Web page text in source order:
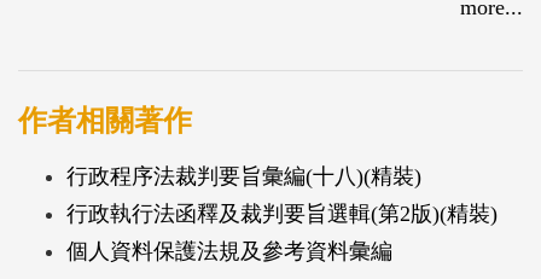
裁判。惟限於篇幅，本彙編所選錄者，主要係以各級
行政法院裁判理由就本法規定所示法律見解較具參考
院之裁判為優先。至於各地方法院行政訴訟庭所為判
決，囿於篇幅所限，僅能暫予割愛。最後本輯總計選
錄最高行政法院104則、臺北高等行政法院36則、臺
more...
作者相關著作
行政程序法裁判要旨彙編(十八)(精裝)
行政執行法函釋及裁判要旨選輯(第2版)(精裝)
個人資料保護法規及參考資料彙編